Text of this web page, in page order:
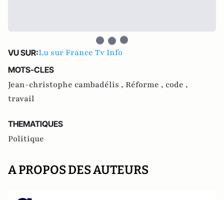
VU SUR:Lu sur France Tv Info
MOTS-CLES
Jean-christophe cambadélis , Réforme , code ,
travail
THEMATIQUES
Politique
A PROPOS DES AUTEURS